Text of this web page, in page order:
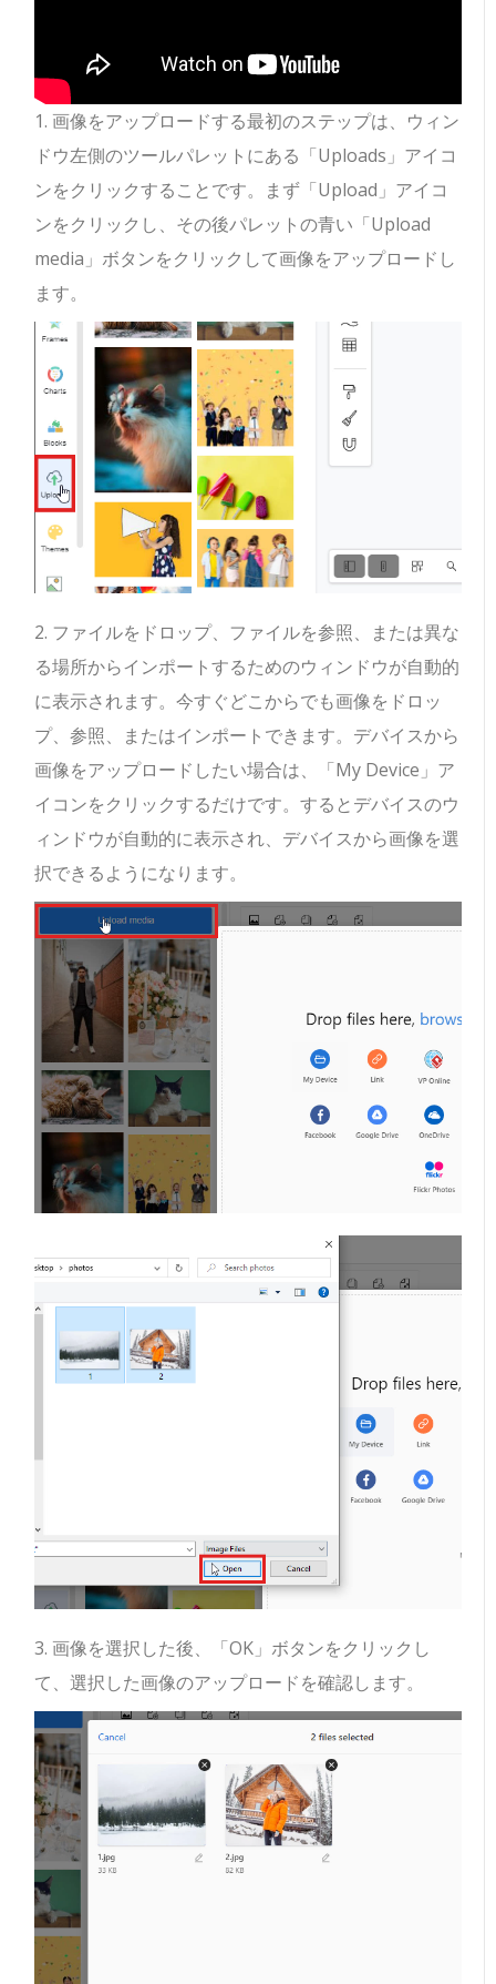
1. 画像をアップロードする最初のステップは、ウィン
ドウ左側のツールパレットにある「Uploads」アイコ
ンをクリックすることです。まず「Upload」アイコ
ンをクリックし、その後パレットの青い「Upload
media」ボタンをクリックして画像をアップロードし
ます。
2. ファイルをドロップ、ファイルを参照、または異な
る場所からインポートするためのウィンドウが自動的
に表示されます。今すぐどこからでも画像をドロッ
プ、参照、またはインポートできます。デバイスから
画像をアップロードしたい場合は、「My Device」ア
イコンをクリックするだけです。するとデバイスのウ
ィンドウが自動的に表示され、デバイスから画像を選
択できるようになります。
3. 画像を選択した後、「OK」ボタンをクリックし
て、選択した画像のアップロードを確認します。